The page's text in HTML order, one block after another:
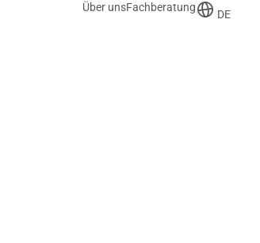
Über unsFachberatung
DE